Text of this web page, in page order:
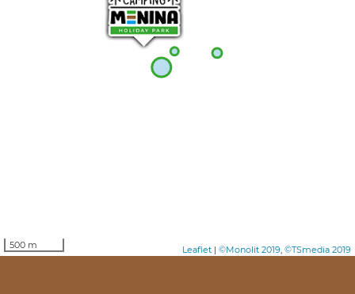
500 m Leaflet | ©Monolit 2019, ©TSmedia 2019